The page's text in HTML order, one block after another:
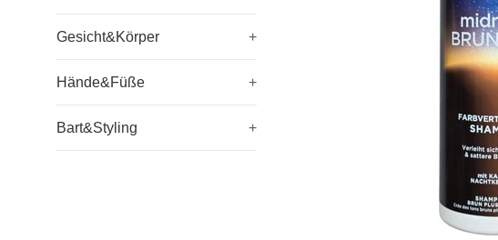
Gesicht&Körper +
Hände&Füße +
Bart&Styling +